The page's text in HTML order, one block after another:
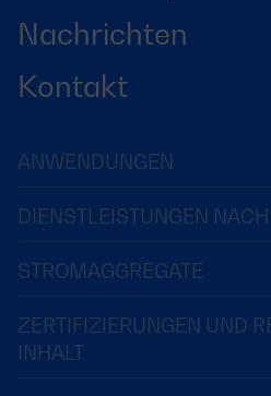
Nachrichten
Kontakt
ANWENDUNGEN
DIENSTLEISTUNGEN
STROMAGGREGATE
ZERTIFIZIERUNGEN UND
INHALT